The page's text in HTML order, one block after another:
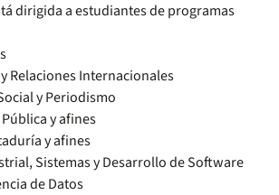
dirigida a estudiantes de programas
Relaciones Internacionales
y Periodismo
y afines
y afines
Sistemas y Desarrollo de Software
de Datos